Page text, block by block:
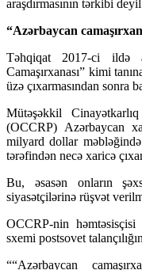
araşdırmasının tərkibi
“Azərbaycan
Təhqiqat 2017-ci ildə
Camaşırxanası” kimi
üzə çıxarmasından sonra
Mütəşəkkil
(OCCRP) Azərbaycan
milyard dollar
tərəfindən necə xaricə
Bu, əsasən onların
siyasətçilərinə rüşvət
OCCRP-nin
sxemi postsovet
““Azərbaycan